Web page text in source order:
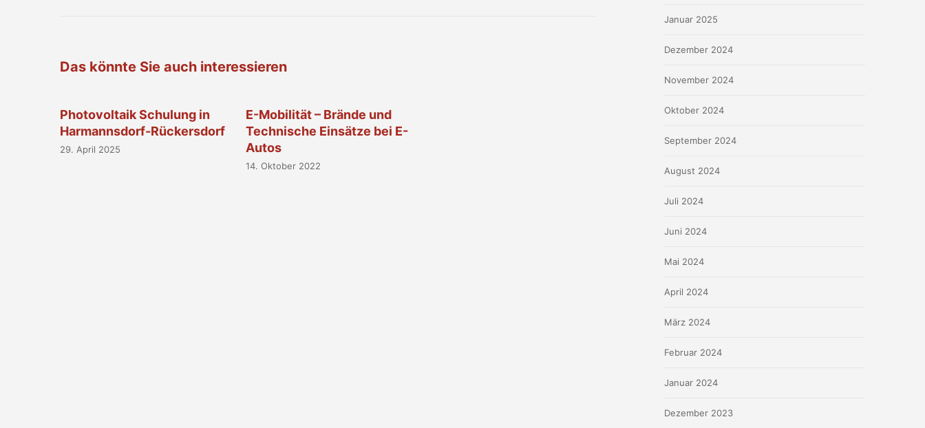
Das könnte Sie auch interessieren
Photovoltaik Schulung in
Harmannsdorf-Rückersdorf
29. April 2025
E-Mobilität – Brände und
Technische Einsätze bei E-
Autos
14. Oktober 2022
Januar 2025
Dezember 2024
November 2024
Oktober 2024
September 2024
August 2024
Juli 2024
Juni 2024
Mai 2024
April 2024
März 2024
Februar 2024
Januar 2024
Dezember 2023